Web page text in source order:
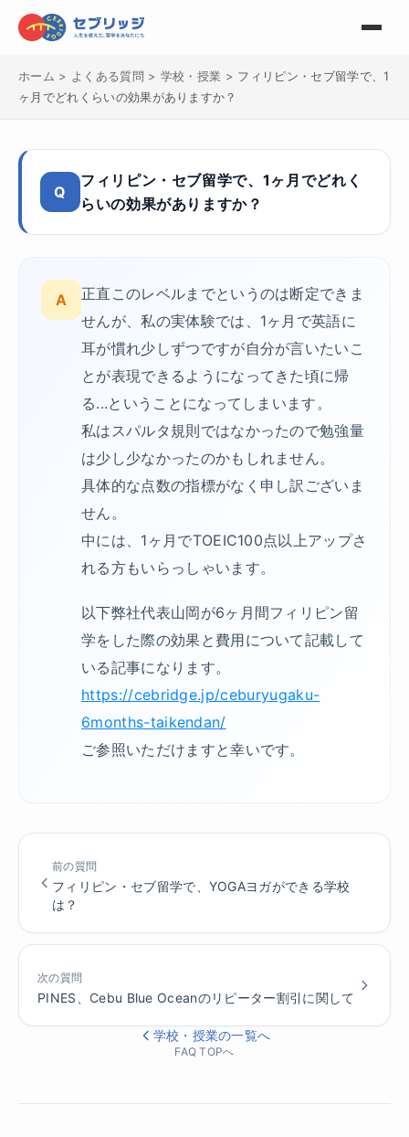
ホーム > よくある質問 > 学校・授業 > フィリピン・セブ留学で、1
ヶ月でどれくらいの効果がありますか？
Q
フィリピン・セブ留学で、1ヶ月でどれく
らいの効果がありますか？
A
正直このレベルまでというのは断定できま
せんが、私の実体験では、1ヶ月で英語に
耳が慣れ少しずつですが自分が言いたいこ
とが表現できるようになってきた頃に帰
る...ということになってしまいます。
私はスパルタ規則ではなかったので勉強量
は少し少なかったのかもしれません。
具体的な点数の指標がなく申し訳ございま
せん。
中には、1ヶ月でTOEIC100点以上アップさ
れる方もいらっしゃいます。
以下弊社代表山岡が6ヶ月間フィリピン留
学をした際の効果と費用について記載して
いる記事になります。
https://cebridge.jp/ceburyugaku-
6months-taikendan/
ご参照いただけますと幸いです。
前の質問
フィリピン・セブ留学で、YOGAヨガができる学校
は？
次の質問
PINES、Cebu Blue Oceanのリピーター割引に関して
学校・授業の一覧へ
FAQ TOPへ